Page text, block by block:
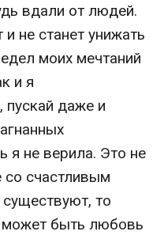
вдали от людей.
не станет унижать
моих мечтаний
и я
пускай даже и
я не верила. Это не
со счастливым
то
может быть любовь